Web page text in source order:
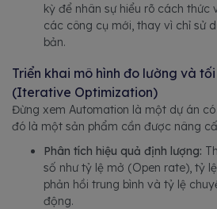
kỳ để nhân sự hiểu rõ cách thức
các công cụ mới, thay vì chỉ sử
bản.
Triển khai mô hình đo lường và
(Iterative Optimization)
Đừng xem Automation là một dự án
đó là một sản phẩm cần được nâng
Phân tích hiệu quả định lượng:
số như tỷ lệ mở (Open rate), tỷ
phản hồi trung bình và tỷ lệ
động.